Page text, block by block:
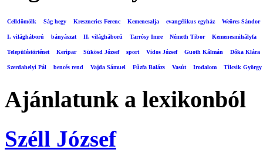
Celldömölk Ság hegy Kresznerics Ferenc Kemenesalja evangélikus egyház Weöres Sándor
I. világháború bányászat II. világháború Tarrósy Imre Németh Tibor Kemenesmihályfa
Településtörténet Keripar Sükösd József sport Vidos József Guoth Kálmán Dóka Klára
Szerdahelyi Pál bencés rend Vajda Sámuel Fűzfa Balázs Vasút Irodalom Tilcsik György
Ajánlatunk a lexikonból
Széll József